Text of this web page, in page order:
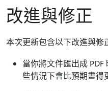
改進與修正
本次更新包含以下改進與修
當你將文件匯出成
些情況下會比預期畫得